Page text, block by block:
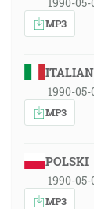
MP3
1990-
MP3
POLSKI
1990-
MP3